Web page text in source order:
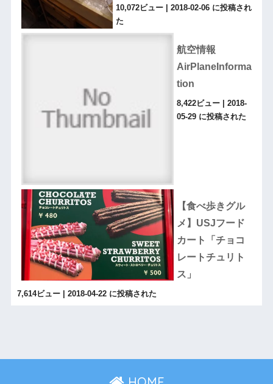
10,072ビュー| 2018-02-06 に投稿され
た
航空情報
AirPlaneInforma
tion
8,422ビュー| 2018-
05-29 に投稿された
【食べ歩きグル
メ】USJフード
カート「チョコ
レートチュリト
ス」
7,614ビュー| 2018-04-22 に投稿された